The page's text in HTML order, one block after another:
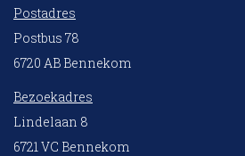
Postadres
Postbus 78
6720 AB Bennekom
Bezoekadres
Lindelaan 8
6721 VC Bennekom